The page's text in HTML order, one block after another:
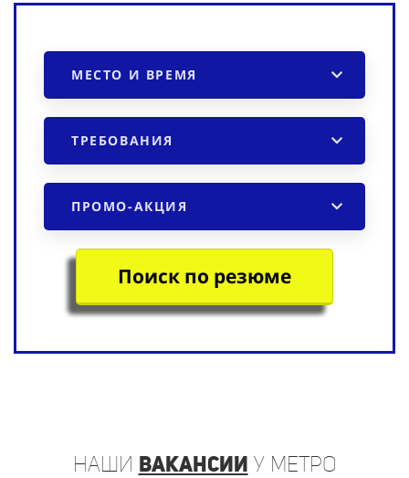
МЕСТО И ВРЕМЯ
ТРЕБОВАНИЯ
ПРОМО-АКЦИЯ
Поиск по резюме
наши вакансии у метро